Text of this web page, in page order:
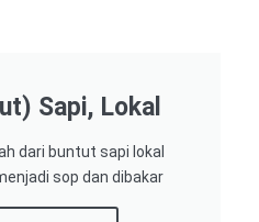
Sapi, Lokal
dari buntut sapi lokal
sop dan dibakar